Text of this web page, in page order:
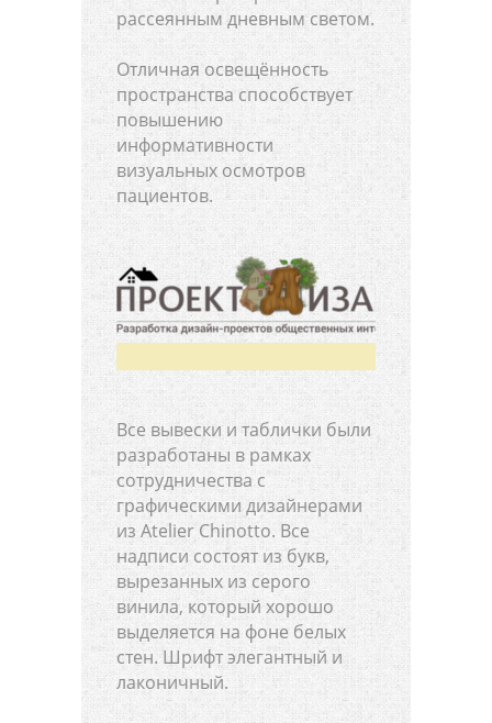
рассеянным дневным светом.
Отличная освещённость
пространства способствует
повышению
информативности
визуальных осмотров
пациентов.
Все вывески и таблички были
разработаны в рамках
сотрудничества с
графическими дизайнерами
из Atelier Chinotto. Все
надписи состоят из букв,
вырезанных из серого
винила, который хорошо
выделяется на фоне белых
стен. Шрифт элегантный и
лаконичный.